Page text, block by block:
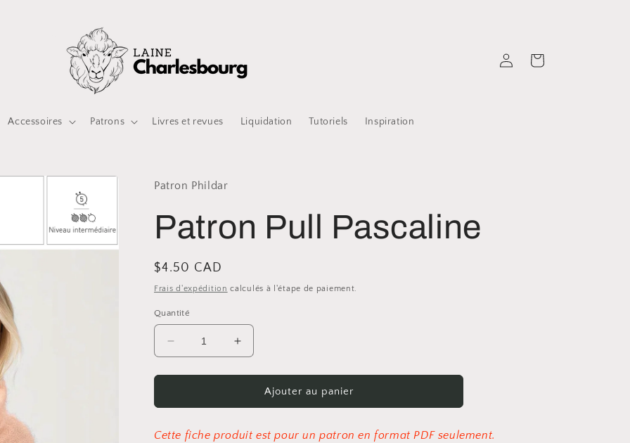
Accessoires Patrons Livres et revues Liquidation Tutoriels Inspiration
Connexion Panier
Patron Phildar
Patron Pull Pascaline
Prix
habituel
$4.50 CAD
Frais d'expédition calculés à l'étape de paiement.
Quantité
Réduire
la
quantité
Patron
Pascaline
Augmenter
la
quantité
Patron
Pascaline
Ajouter au panier
Cette fiche produit est pour un patron en format PDF seulement.